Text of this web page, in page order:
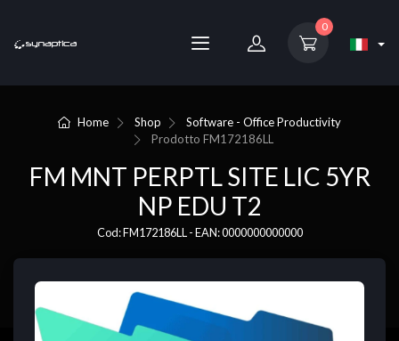
0
Home Shop
Software - Office Productivity
Prodotto FM172186LL
FM MNT PERPTL SITE LIC 5YR
NP EDU T2
Cod: FM172186LL - EAN: 0000000000000